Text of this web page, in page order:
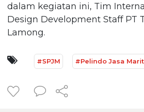
dalam kegiatan ini, Tim
Design Development Staff PT
Lamong.
#SPJM #Pelindo Jasa